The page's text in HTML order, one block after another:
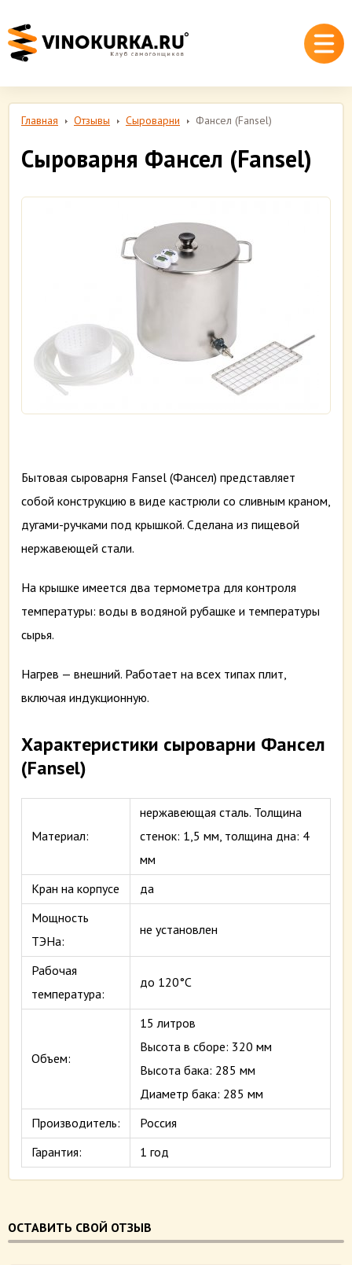
Главная Отзывы Сыроварни Фансел (Fansel)
Сыроварня Фансел (Fansel)
Бытовая сыроварня Fansel (Фансел) представляет
собой конструкцию в виде кастрюли со сливным краном,
дугами-ручками под крышкой. Сделана из пищевой
нержавеющей стали.
На крышке имеется два термометра для контроля
температуры: воды в водяной рубашке и температуры
сырья.
Нагрев — внешний. Работает на всех типах плит,
включая индукционную.
Характеристики сыроварни Фансел
(Fansel)
Материал:
нержавеющая сталь. Толщина
стенок: 1,5 мм, толщина дна: 4
мм
Кран на корпусе
да
Мощность
ТЭНа:
не установлен
Рабочая
температура:
до 120°С
Объем:
15 литров
Высота в сборе: 320 мм
Высота бака: 285 мм
Диаметр бака: 285 мм
Производитель:
Россия
Гарантия:
1 год
ОСТАВИТЬ СВОЙ ОТЗЫВ